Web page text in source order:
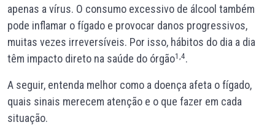
apenas a vírus. O consumo excessivo de álcool também
pode inflamar o fígado e provocar danos progressivos,
muitas vezes irreversíveis. Por isso, hábitos do dia a dia
têm impacto direto na saúde do órgão1,4.
A seguir, entenda melhor como a doença afeta o fígado,
quais sinais merecem atenção e o que fazer em cada
situação.